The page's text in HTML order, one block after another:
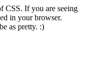
CSS. If you are seeing
in your browser.
as pretty. :)